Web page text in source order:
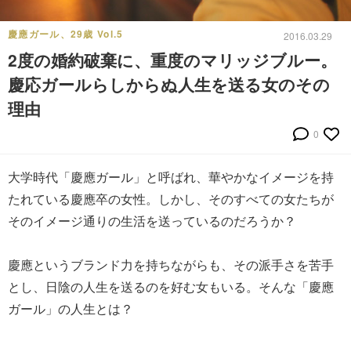
慶應ガール、29歳 Vol.5 2016.03.29
2度の婚約破棄に、重度のマリッジブルー。
慶応ガールらしからぬ人生を送る女のその
理由
0
大学時代「慶應ガール」と呼ばれ、華やかなイメージを持
たれている慶應卒の女性。しかし、そのすべての女たちが
そのイメージ通りの生活を送っているのだろうか？
慶應というブランド力を持ちながらも、その派手さを苦手
とし、日陰の人生を送るのを好む女もいる。そんな「慶應
ガール」の人生とは？